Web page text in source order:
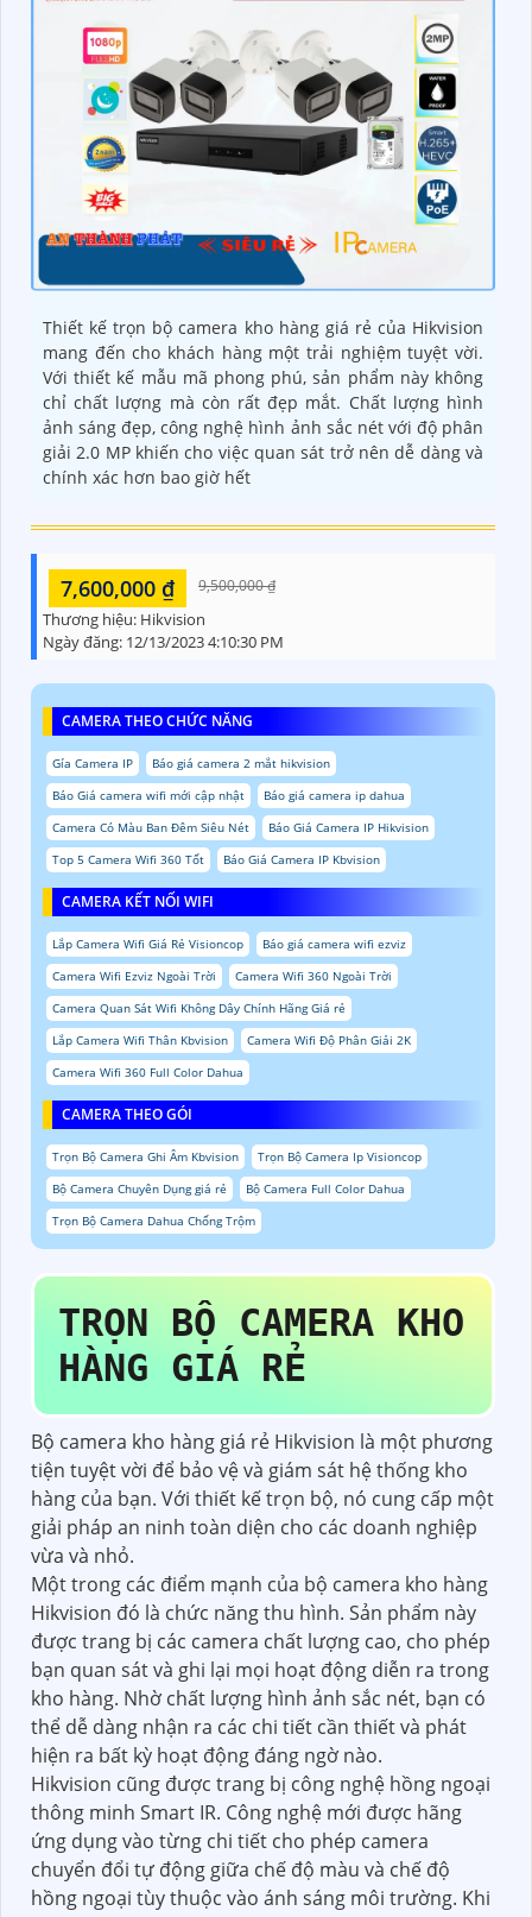
Thiết kế trọn bộ camera kho hàng giá rẻ của Hikvision
mang đến cho khách hàng một trải nghiệm tuyệt vời.
Với thiết kế mẫu mã phong phú, sản phẩm này không
chỉ chất lượng mà còn rất đẹp mắt. Chất lượng hình
ảnh sáng đẹp, công nghệ hình ảnh sắc nét với độ phân
giải 2.0 MP khiến cho việc quan sát trở nên dễ dàng và
chính xác hơn bao giờ hết
7,600,000 ₫ 9,500,000 ₫
Thương hiệu: Hikvision
Ngày đăng: 12/13/2023 4:10:30 PM
CAMERA THEO CHỨC NĂNG
Gía Camera IP
Báo giá camera 2 mắt hikvision
Báo Giá camera wifi mới cập nhật
Báo giá camera ip dahua
Camera Có Màu Ban Đêm Siêu Nét
Báo Giá Camera IP Hikvision
Top 5 Camera Wifi 360 Tốt
Báo Giá Camera IP Kbvision
CAMERA KẾT NỐI WIFI
Lắp Camera Wifi Giá Rẻ Visioncop
Báo giá camera wifi ezviz
Camera Wifi Ezviz Ngoài Trời
Camera Wifi 360 Ngoài Trời
Camera Quan Sát Wifi Không Dây Chính Hãng Giá rẻ
Lắp Camera Wifi Thân Kbvision
Camera Wifi Độ Phân Giải 2K
Camera Wifi 360 Full Color Dahua
CAMERA THEO GÓI
Trọn Bộ Camera Ghi Âm Kbvision
Trọn Bộ Camera Ip Visioncop
Bộ Camera Chuyên Dụng giá rẻ
Bộ Camera Full Color Dahua
Trọn Bộ Camera Dahua Chống Trộm
TRỌN BỘ CAMERA KHO
HÀNG GIÁ RẺ
Bộ camera kho hàng giá rẻ Hikvision là một phương
tiện tuyệt vời để bảo vệ và giám sát hệ thống kho
hàng của bạn. Với thiết kế trọn bộ, nó cung cấp một
giải pháp an ninh toàn diện cho các doanh nghiệp
vừa và nhỏ.
Một trong các điểm mạnh của bộ camera kho hàng
Hikvision đó là chức năng thu hình. Sản phẩm này
được trang bị các camera chất lượng cao, cho phép
bạn quan sát và ghi lại mọi hoạt động diễn ra trong
kho hàng. Nhờ chất lượng hình ảnh sắc nét, bạn có
thể dễ dàng nhận ra các chi tiết cần thiết và phát
hiện ra bất kỳ hoạt động đáng ngờ nào.
Hikvision cũng được trang bị công nghệ hồng ngoại
thông minh Smart IR. Công nghệ mới được hãng
ứng dụng vào từng chi tiết cho phép camera
chuyển đổi tự động giữa chế độ màu và chế độ
hồng ngoại tùy thuộc vào ánh sáng môi trường. Khi